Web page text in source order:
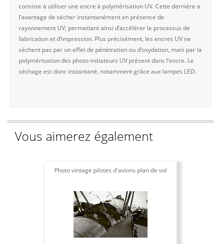
consiste à utiliser une encre à polymérisation UV. Cette dernière a
l’avantage de sécher instantanément en présence de
rayonnement UV, permettant ainsi d’accélérer le processus de
fabrication et d’impression. Plus précisément, les encres UV ne
sèchent pas par un effet de pénétration ou d’oxydation, mais par la
polymérisation des photo-initiateurs UV présent dans l’encre. Le
séchage est donc instantané, notamment grâce aux lampes LED.
Vous aimerez également
Photo vintage pilotes d'avions plan de vol